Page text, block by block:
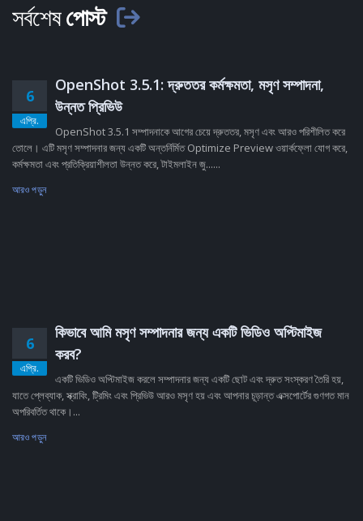
সর্বশেষপোস্ট
6
এপ্রি.
OpenShot 3.5.1: দ্রুততর কর্মক্ষমতা, মসৃণ সম্পাদনা,
উন্নত প্রিভিউ
OpenShot 3.5.1 সম্পাদনাকে আগের চেয়ে দ্রুততর, মসৃণ এবং আরও পরিশীলিত করে
তোলে। এটি মসৃণ সম্পাদনার জন্য একটি অন্তর্নির্মিত Optimize Preview ওয়ার্কফ্লো যোগ করে,
কর্মক্ষমতা এবং প্রতিক্রিয়াশীলতা উন্নত করে, টাইমলাইন জু......
আরও পড়ুন
6
এপ্রি.
কিভাবে আমি মসৃণ সম্পাদনার জন্য একটি ভিডিও অপ্টিমাইজ
করব?
একটি ভিডিও অপ্টিমাইজ করলে সম্পাদনার জন্য একটি ছোট এবং দ্রুত সংস্করণ তৈরি হয়,
যাতে প্লেব্যাক, স্ক্রাবিং, ট্রিমিং এবং প্রিভিউ আরও মসৃণ হয় এবং আপনার চূড়ান্ত এক্সপোর্টের গুণগত মান
অপরিবর্তিত থাকে।...
আরও পড়ুন